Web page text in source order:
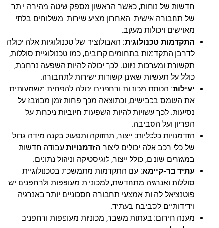
חדשות של נוחות, כאשר הראשון מספק שיטה מהירה יותר
של תחבורה אישית והאחרון מציע שירותי משלוחים בלתי
מאוישים ויכולות מעקב.
התקדמות טכנולוגית: האבולוציה של טכנולוגיות אלה יכולה
לדרבן התקדמות בתחומים קרובים, כמו טכנולוגיית סוללות,
תקשורת ומערכות ניווט. לכך יכולה להיות השפעה נרחבת,
כולל על תעשיות שאינן קשורות ישירות לתחבורה.
יעילות: הטסת מכוניות ורחפנים יכולה להפחית משמעותית
את העומס בכבישים, וכתוצאה מכך פחות זמן מבוזבז על
נסיעות. לכך עשויות להיות השפעות חיוביות ניכרות על
הפריון ועל הסביבה.
הזדמנויות כלכליות: ייצור, תחזוקה ותפעול בקנה מידה גדול
של כלי רכב אלה יכולים ליצור הזדמנויות עבודה חדשות
במגזרים שונים, כולל ייצור, לוגיסטיקה וניהול נתונים.
עתיד בר-קיימא: עם התקדמות מתמשכת בטכנולוגיית
סוללות ואנרגיה מתחדשת, למכוניות מעופפות ולרחפנים יש
פוטנציאל להיות אמצעי תחבורה חסכוניים יותר באנרגיה
וידידותיים לסביבה בעתיד.
מענה חירום: בעתות משבר, מכוניות מעופפות ורחפנים